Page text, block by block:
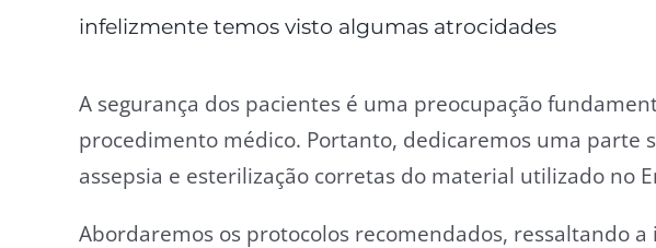
infelizmente temos visto algumas atrocidades
A segurança dos pacientes é uma preocupação
procedimento médico. Portanto, dedicaremos uma parte
assepsia e esterilização corretas do material utilizado no
Abordaremos os protocolos recomendados, ressaltando